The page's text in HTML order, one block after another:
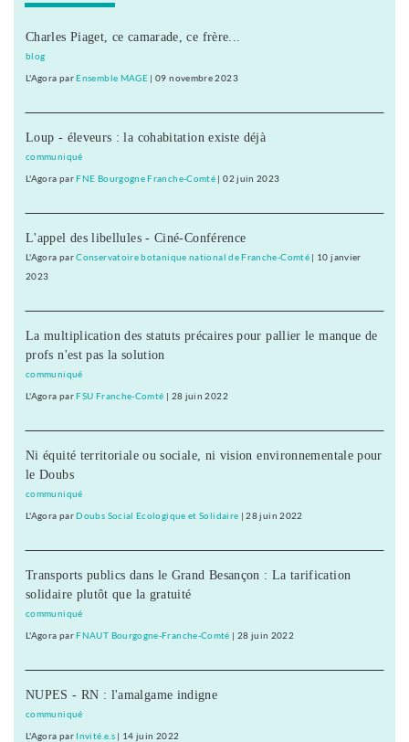
Charles Piaget, ce camarade, ce frère...
blog
L'Agora parEnsemble MAGE |09 novembre 2023
Loup - éleveurs : la cohabitation existe déjà
communiqué
L'Agora parFNE Bourgogne Franche-Comté |02 juin 2023
L'appel des libellules - Ciné-Conférence
L'Agora parConservatoire botanique national de Franche-Comté| 10 janvier
2023
La multiplication des statuts précaires pour pallier le manque de
profs n'est pas la solution
communiqué
L'Agora parFSU Franche-Comté | 28 juin 2022
Ni équité territoriale ou sociale, ni vision environnementale pour
le Doubs
communiqué
L'Agora parDoubs Social Ecologique et Solidaire |28 juin 2022
Transports publics dans le Grand Besançon : La tarification
solidaire plutôt que la gratuité
communiqué
L'Agora parFNAUT Bourgogne-Franche-Comté | 28 juin 2022
NUPES - RN : l'amalgame indigne
communiqué
L'Agora par Invité.e.s| 14 juin 2022